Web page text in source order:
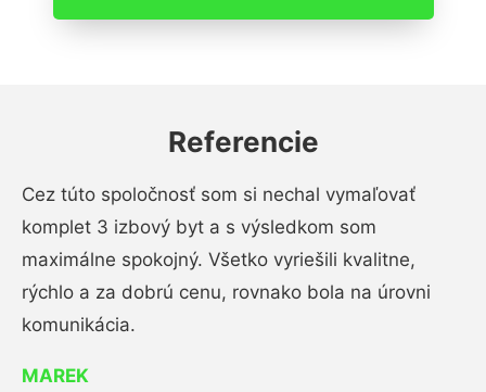
Referencie
Cez túto spoločnosť som si nechal vymaľovať
komplet 3 izbový byt a s výsledkom som
maximálne spokojný. Všetko vyriešili kvalitne,
rýchlo a za dobrú cenu, rovnako bola na úrovni
komunikácia.
MAREK